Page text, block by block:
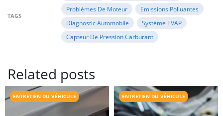
TAGS
Problèmes De Moteur
Emissions Polluantes
Diagnostic Automobile
Système EVAP
Capteur De Pression Carburant
Related posts
ENTRETIEN DU VÉHICULE ENTRETIEN DU VÉHICULE